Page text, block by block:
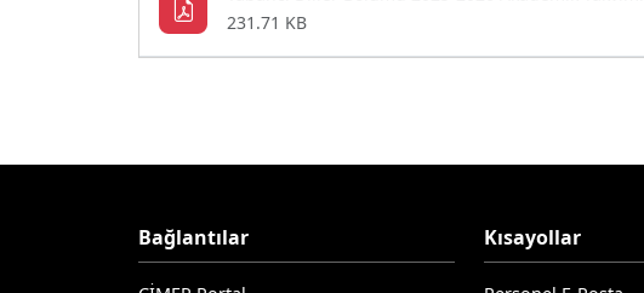
231.71 KB
Bağlantılar Kısayollar